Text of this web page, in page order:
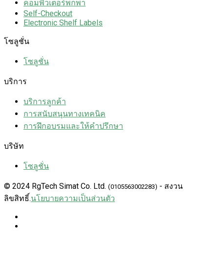
คอมพิวเตอร์พกพา
Self-Checkout
Electronic Shelf Labels
โซลูชั่น
โซลูชั่น
บริการ
บริการลูกค้า
การสนับสนุนทางเทคนิค
การฝึกอบรมและให้คำปรึกษา
บริษัท
โซลูชั่น
© 2024 RgTech Simat Co. Ltd. (0105563002283) - สงวน
ลิขสิทธิ์.นโยบายความเป็นส่วนตัว